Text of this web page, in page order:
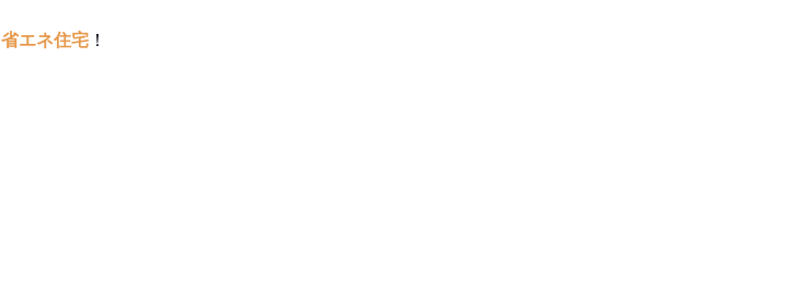
省エネ住宅 ！